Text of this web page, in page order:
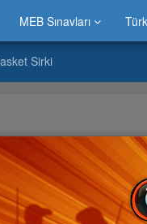
MEB Sınavları
Sirki